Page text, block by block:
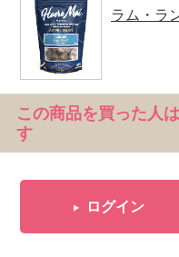
ラム・ラ
この商品を買った人
す
ログイン